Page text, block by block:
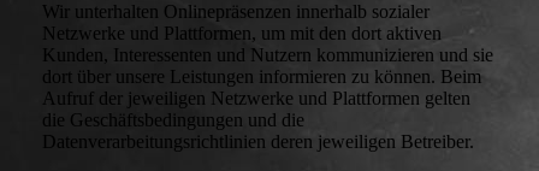
Wir unterhalten Onlinepräsenzen innerhalb sozialer
Netzwerke und Plattformen, um mit den dort aktiven
Kunden, Interessenten und Nutzern kommunizieren und sie
dort über unsere Leistungen informieren zu können. Beim
Aufruf der jeweiligen Netzwerke und Plattformen gelten
die Geschäftsbedingungen und die
Datenverarbeitungsrichtlinien deren jeweiligen Betreiber.